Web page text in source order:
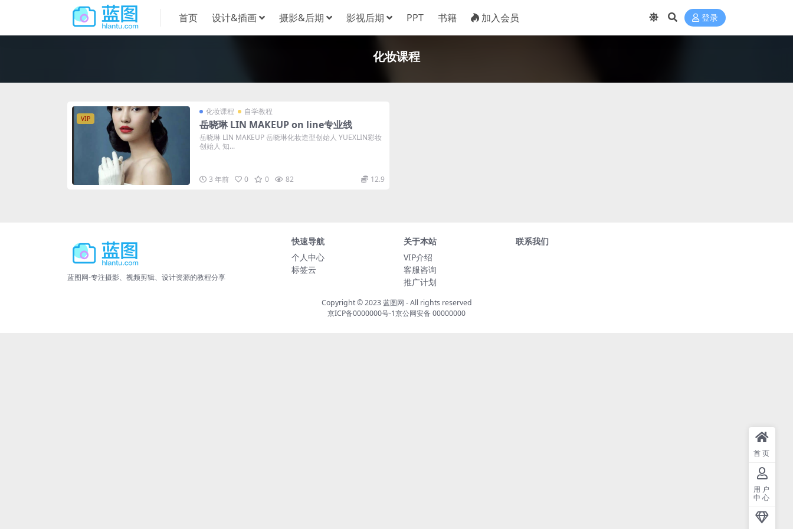
首页 设计&插画 摄影&后期 影视后期 PPT 书籍 加入会员 登录
化妆课程
VIP
化妆课程 自学教程
岳晓琳 LIN MAKEUP on line专业线
岳晓琳 LIN MAKEUP 岳晓琳化妆造型创始人 YUEXLIN彩妆
创始人 知...
3 年前 0 0 82 12.9
蓝图网-专注摄影、视频剪辑、设计资源的教程分享
快速导航
个人中心
标签云
关于本站
VIP介绍
客服咨询
推广计划
联系我们
Copyright © 2023蓝图网 - All rights reserved
京ICP备0000000号-1京公网安备 00000000
首页
用户
中心